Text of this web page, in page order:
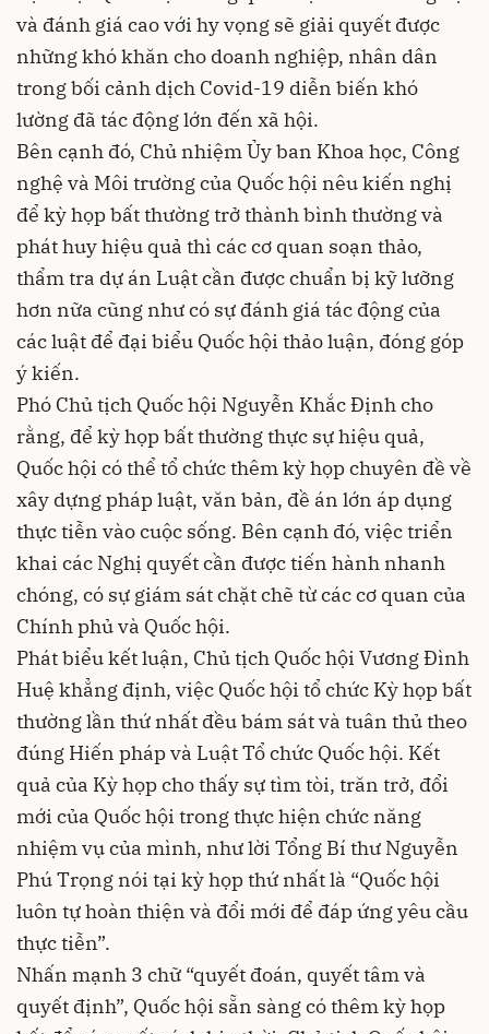
và đánh giá cao với hy vọng sẽ giải quyết được
những khó khăn cho doanh nghiệp, nhân dân
trong bối cảnh dịch Covid-19 diễn biến khó
lường đã tác động lớn đến xã hội.
Bên cạnh đó, Chủ nhiệm Ủy ban Khoa học, Công
nghệ và Môi trường của Quốc hội nêu kiến nghị
để kỳ họp bất thường trở thành bình thường và
phát huy hiệu quả thì các cơ quan soạn thảo,
thẩm tra dự án Luật cần được chuẩn bị kỹ lưỡng
hơn nữa cũng như có sự đánh giá tác động của
các luật để đại biểu Quốc hội thảo luận, đóng góp
ý kiến.
Phó Chủ tịch Quốc hội Nguyễn Khắc Định cho
rằng, để kỳ họp bất thường thực sự hiệu quả,
Quốc hội có thể tổ chức thêm kỳ họp chuyên đề về
xây dựng pháp luật, văn bản, đề án lớn áp dụng
thực tiễn vào cuộc sống. Bên cạnh đó, việc triển
khai các Nghị quyết cần được tiến hành nhanh
chóng, có sự giám sát chặt chẽ từ các cơ quan của
Chính phủ và Quốc hội.
Phát biểu kết luận, Chủ tịch Quốc hội Vương Đình
Huệ khẳng định, việc Quốc hội tổ chức Kỳ họp bất
thường lần thứ nhất đều bám sát và tuân thủ theo
đúng Hiến pháp và Luật Tổ chức Quốc hội. Kết
quả của Kỳ họp cho thấy sự tìm tòi, trăn trở, đổi
mới của Quốc hội trong thực hiện chức năng
nhiệm vụ của mình, như lời Tổng Bí thư Nguyễn
Phú Trọng nói tại kỳ họp thứ nhất là “Quốc hội
luôn tự hoàn thiện và đổi mới để đáp ứng yêu cầu
thực tiễn”.
Nhấn mạnh 3 chữ “quyết đoán, quyết tâm và
quyết định”, Quốc hội sẵn sàng có thêm kỳ họp